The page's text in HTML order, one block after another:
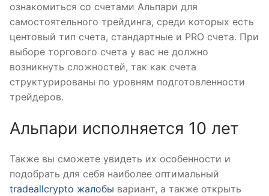
ознакомиться со счетами Альпари для
самостоятельного трейдинга, среди которых есть
центовый тип счета, стандартные и PRO счета. При
выборе торгового счета у вас не должно
возникнуть сложностей, так как счета
структурированы по уровням подготовленности
трейдеров.
Альпари исполняется 10 лет
Также вы сможете увидеть их особенности и
подобрать для себя наиболее оптимальный
tradeallcrypto жалобы вариант, а также открыть